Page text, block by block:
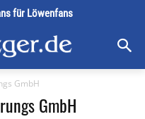
für Löwenfans
GmbH
GmbH